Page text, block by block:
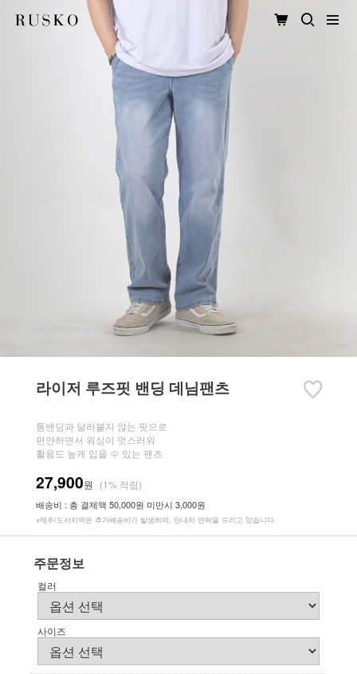
라이저 루즈핏 밴딩 데님팬츠
통밴딩과 달라붙지 않는 핏으로
편안하면서 워싱이 멋스러워
활용도 높게 입을 수 있는 팬츠
27,900원 (1% 적립)
배송비 : 총 결제액 50,000원 미만시 3,000원
※제주/도서지역은 추가배송비가 발생하며, 안내차 연락을 드리고 있습니다.
주문정보
컬러
사이즈